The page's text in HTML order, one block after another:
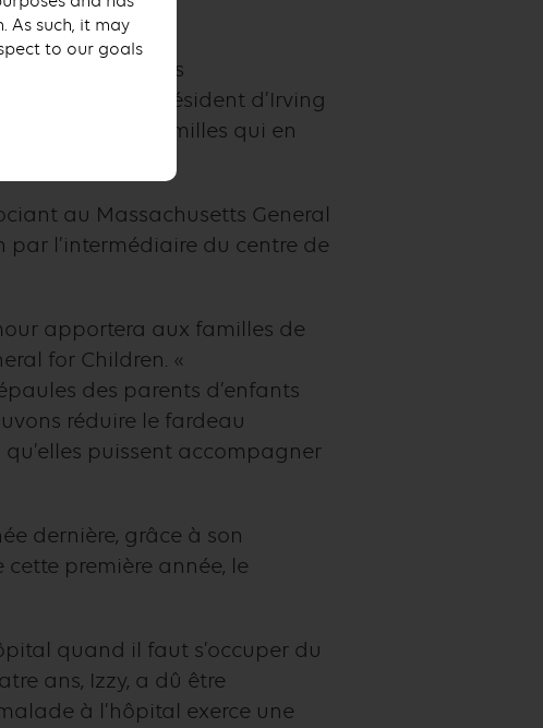
nos marchés
», déclare le président d’Irving
ils aident des familles qui en
au Massachusetts General
l’intermédiaire du centre de
apportera aux familles de
for Children. «
des parents d’enfants
réduire le fardeau
puissent accompagner
dernière, grâce à son
première année, le
quand il faut s’occuper du
ans, Izzy, a dû être
à l’hôpital exerce une
such, it may
to our goals